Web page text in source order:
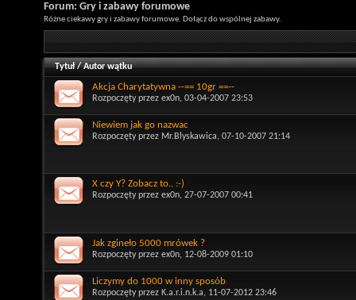
Forum: Gry i zabawy forumowe
Różne ciekawy gry i zabawy forumowe. Dołącz do wspólnej zabawy.
Tytuł/Autor wątku
Akcja Charytatywna --== 10gr ==--
Rozpoczęty przez ex0n, 03-04-2007 23:53
Niewiem jak go nazwac
Rozpoczęty przez Mr.Blyskawica, 07-10-2007 21:14
X czy Y? Zobacz to.. :-)
Rozpoczęty przez ex0n, 27-07-2007 00:41
Jak zgineło 5000 mrówek ?
Rozpoczęty przez ex0n, 12-08-2009 01:10
Liczymy do 1000 w inny sposób
Rozpoczęty przez K.a.r.i.n.k.a, 11-07-2012 23:46